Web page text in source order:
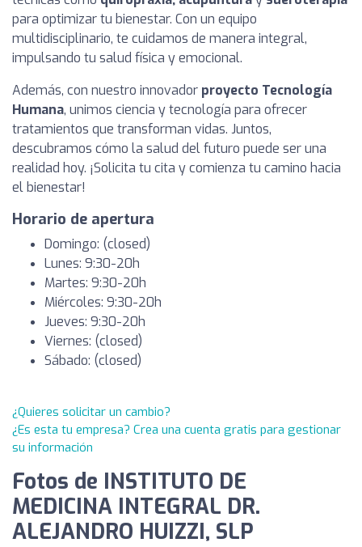
para optimizar tu bienestar. Con un equipo
multidisciplinario, te cuidamos de manera integral,
impulsando tu salud física y emocional.
Además, con nuestro innovador proyecto Tecnología
Humana, unimos ciencia y tecnología para ofrecer
tratamientos que transforman vidas. Juntos,
descubramos cómo la salud del futuro puede ser una
realidad hoy. ¡Solicita tu cita y comienza tu camino hacia
el bienestar!
Horario de apertura
Domingo: (closed)
Lunes: 9:30-20h
Martes: 9:30-20h
Miércoles: 9:30-20h
Jueves: 9:30-20h
Viernes: (closed)
Sábado: (closed)
¿Quieres solicitar un cambio?
¿Es esta tu empresa? Crea una cuenta gratis para gestionar
su información
Fotos de INSTITUTO DE
MEDICINA INTEGRAL DR.
ALEJANDRO HUIZZI, SLP